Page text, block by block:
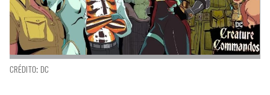
CRÉDITO: DC